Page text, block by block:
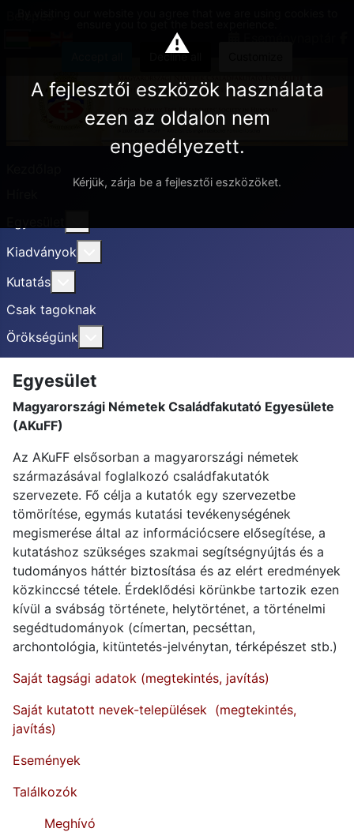
Kiadványok
Kutatás
Csak tagoknak
Örökségünk
Egyesület
Magyarországi Németek Családfakutató Egyesülete
(AKuFF)
Az AKuFF elsősorban a magyarországi németek
származásával foglalkozó családfakutatók
szervezete. Fő célja a kutatók egy szervezetbe
tömörítése, egymás kutatási tevékenységének
megismerése által az információcsere elősegítése, a
kutatáshoz szükséges szakmai segítségnyújtás és a
tudományos háttér biztosítása és az elért eredmények
közkinccsé tétele. Érdeklődési körünkbe tartozik ezen
kívül a svábság története, helytörténet, a történelmi
segédtudományok (címertan, pecséttan,
archontológia, kitüntetés-jelvénytan, térképészet stb.)
Saját tagsági adatok (megtekintés, javítás)
Saját kutatott nevek-települések (megtekintés,
javítás)
Események
Találkozók
Meghívó
Decline all
⚠
A fejlesztői eszközök használata
ezen az oldalon nem
engedélyezett.
Kérjük, zárja be a fejlesztői eszközöket.